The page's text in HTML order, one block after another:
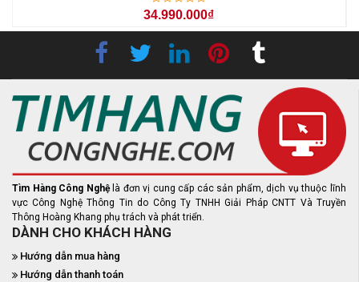
34.990.000₫
Tìm Hàng Công Nghệ là đơn vị cung cấp các sản phẩm, dịch vụ thuộc lĩnh
vực Công Nghệ Thông Tin do Công Ty TNHH Giải Pháp CNTT Và Truyền
Thông Hoàng Khang phụ trách và phát triển.
DÀNH CHO KHÁCH HÀNG
Hướng dẫn mua hàng
Hướng dẫn thanh toán